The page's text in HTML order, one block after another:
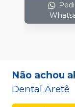
Não achou
Dental Aretê